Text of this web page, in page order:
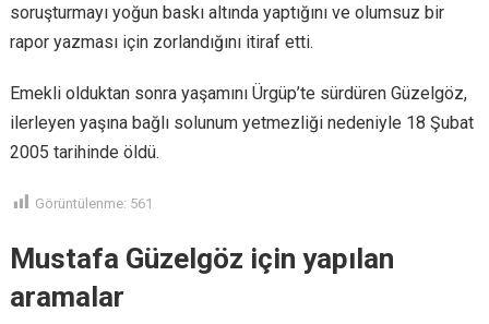
soruşturmayı yoğun baskı altında yaptığını ve olumsuz bir
rapor yazması için zorlandığını itiraf etti.
Emekli olduktan sonra yaşamını Ürgüp’te sürdüren Güzelgöz,
ilerleyen yaşına bağlı solunum yetmezliği nedeniyle 18 Şubat
2005 tarihinde öldü.
Görüntülenme: 561
Mustafa Güzelgöz için yapılan
aramalar